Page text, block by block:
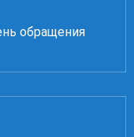
обращения